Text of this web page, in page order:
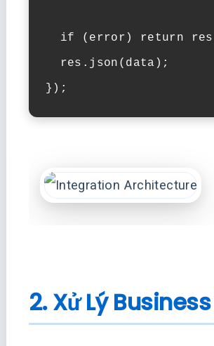
if (error) return
  res.json(data);
});
2. Xử Lý